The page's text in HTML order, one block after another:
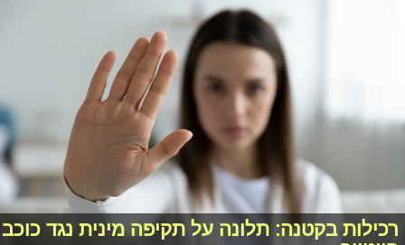
רכילות בקטנה: תלונה על תקיפה מינית נגד כוכב